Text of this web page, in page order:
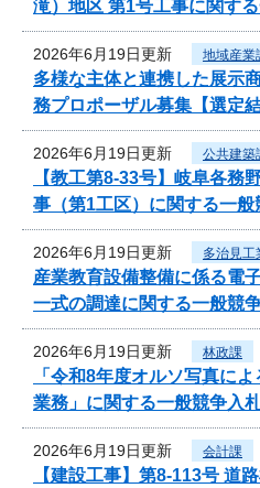
滝）地区 第1号工事に関す
2026年6月19日更新 地域産業
多様な主体と連携した展示
務プロポーザル募集【選定結
2026年6月19日更新 公共建築
【教工第8-33号】岐阜各務
事（第1工区）に関する一般
2026年6月19日更新 多治見工
産業教育設備整備に係る電
一式の調達に関する一般競
2026年6月19日更新 林政課
「令和8年度オルソ写真に
業務」に関する一般競争入
2026年6月19日更新 会計課
【建設工事】第8-113号 道